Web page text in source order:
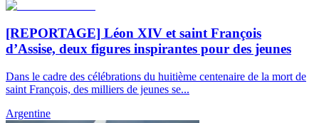
[REPORTAGE] Léon XIV et saint François
d’Assise, deux figures inspirantes pour des jeunes
Dans le cadre des célébrations du huitième centenaire de la mort de
saint François, des milliers de jeunes se...
Argentine